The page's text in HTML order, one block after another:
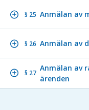
§ 25 Anmälan av
§ 26 Anmälan av
§ 27
Anmälan av
ärenden